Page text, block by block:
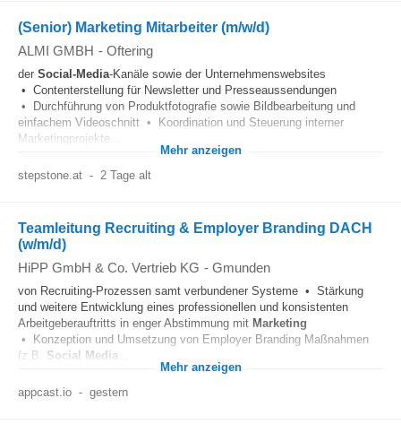
(Senior) Marketing Mitarbeiter (m/w/d)
ALMI GMBH - Oftering
der Social-Media-Kanäle sowie der Unternehmenswebsites
• Contenterstellung für Newsletter und Presseaussendungen
• Durchführung von Produktfotografie sowie Bildbearbeitung und
einfachem Videoschnitt • Koordination und Steuerung interner
Marketingprojekte...
Mehr anzeigen
stepstone.at - 2 Tage alt
Teamleitung Recruiting & Employer Branding DACH
(w/m/d)
HiPP GmbH & Co. Vertrieb KG - Gmunden
von Recruiting-Prozessen samt verbundener Systeme • Stärkung
und weitere Entwicklung eines professionellen und konsistenten
Arbeitgeberauftritts in enger Abstimmung mit Marketing
• Konzeption und Umsetzung von Employer Branding Maßnahmen
(z.B. Social Media
Mehr anzeigen
appcast.io - gestern